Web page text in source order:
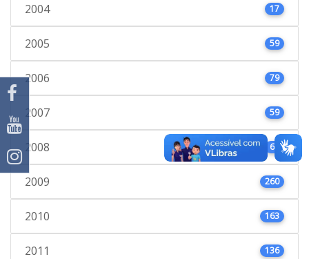
2004 17
2005 59
2006 79
2007 59
2008 66
2009 260
2010 163
2011 136